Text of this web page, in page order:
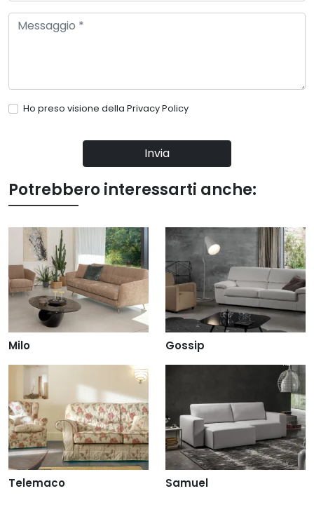
Ho preso visione della Privacy Policy
Invia
Potrebbero interessarti anche:
Milo Gossip
Telemaco Samuel